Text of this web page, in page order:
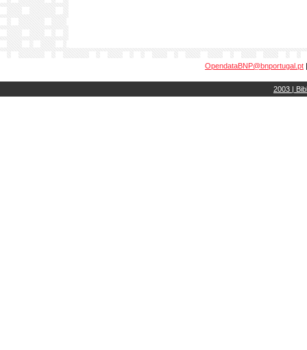
OpendataBNP@bnportugal.pt
2003 |